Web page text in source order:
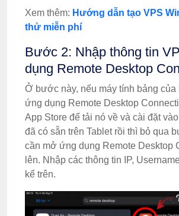
Xem thêm: Hướng dẫn tạo VPS
thử miễn phí
Bước 2: Nhập thông tin
dụng Remote Desktop
Ở bước này, nếu máy tính bảng
ứng dụng Remote Desktop
App Store để tải nó về và cài đặt
đã có sẵn trên Tablet rồi thì bỏ qua
cần mở ứng dụng Remote Desktop
lên. Nhập các thông tin IP,
kể trên.